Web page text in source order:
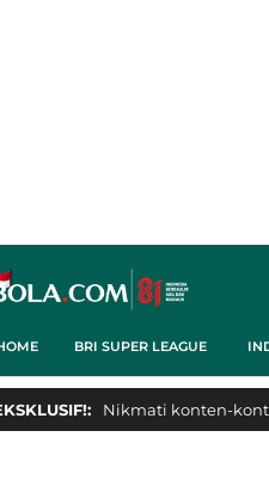
BRI SUPER LEAGUE
Nikmati konten-